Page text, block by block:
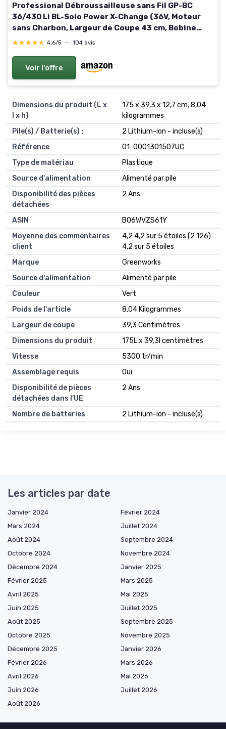
Professional Débroussailleuse sans Fil GP-BC
36/430 Li BL-Solo Power X-Change (36V, Moteur
sans Charbon, Largeur de Coupe 43 cm, Bobine
Double Fil à avance autom, Lame 3 Dents, sans
★★★★★
★★★★★ 4,6/5 — 104 avis
Voir l'offre
Dimensions du produit (L x
l x h)
‎175 x 39,3 x 12,7 cm; 8,04
kilogrammes
Pile(s) / Batterie(s) :
‎2 Lithium-ion - incluse(s)
Référence
‎01-0001301507UC
Type de matériau
‎Plastique
Source d'alimentation
‎Alimenté par pile
Disponibilité des pièces
détachées
‎2 Ans
ASIN
B06WVZS61Y
Moyenne des commentaires
client
4,2 4,2 sur 5 étoiles (2 126)
4,2 sur 5 étoiles
Marque
Greenworks
Source d'alimentation
Alimenté par pile
Couleur
Vert
Poids de l'article
8,04 Kilogrammes
Largeur de coupe
39,3 Centimètres
Dimensions du produit
175L x 39,3l centimètres
Vitesse
5300 tr/min
Assemblage requis
Oui
Disponibilité de pièces
détachées dans l’UE
2 Ans
Nombre de batteries 2 Lithium-ion - incluse(s)
Les articles par date
Janvier 2024
Février 2024
Mars 2024
Juillet 2024
Août 2024
Septembre 2024
Octobre 2024
Novembre 2024
Décembre 2024
Janvier 2025
Février 2025
Mars 2025
Avril 2025
Mai 2025
Juin 2025
Juillet 2025
Août 2025
Septembre 2025
Octobre 2025
Novembre 2025
Décembre 2025
Janvier 2026
Février 2026
Mars 2026
Avril 2026
Mai 2026
Juin 2026
Juillet 2026
Août 2026